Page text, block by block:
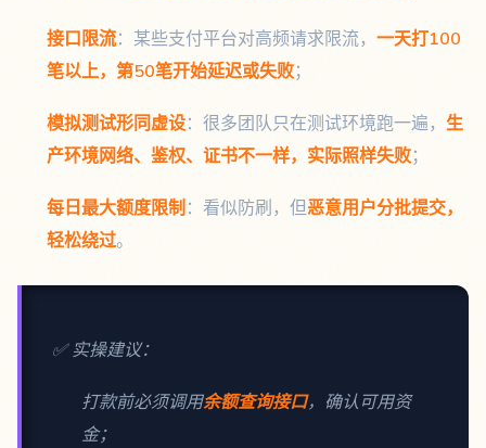
接口限流：某些支付平台对高频请求限流， 一天打100
笔以上，第50笔开始延迟或失败；
模拟测试形同虚设：很多团队只在测试环境跑一遍， 生
产环境网络、鉴权、证书不一样，实际照样失败；
每日最大额度限制 ：看似防刷，但恶意用户分批提交，
轻松绕过。
✅ 实操建议：
打款前必须调用余额查询接口，确认可用资
金；